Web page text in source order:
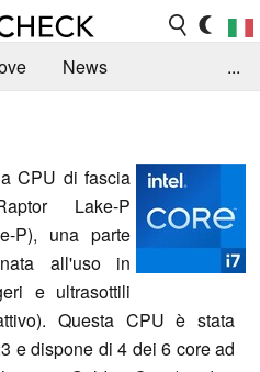
News
...
CPU di fascia
Lake-P
P), una parte
all'uso in
e ultrasottili
Questa CPU è stata
e dispone di 4 dei 6 core ad